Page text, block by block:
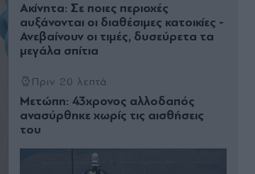
Ακίνητα: Σε ποιες περιοχές
αυξάνονται οι διαθέσιμες κατοικίες -
Ανεβαίνουν οι τιμές, δυσεύρετα τα
μεγάλα σπίτια
Πριν 20 λεπτά
Μετώπη: 43χρονος αλλοδαπός
ανασύρθηκε χωρίς τις αισθήσεις
του